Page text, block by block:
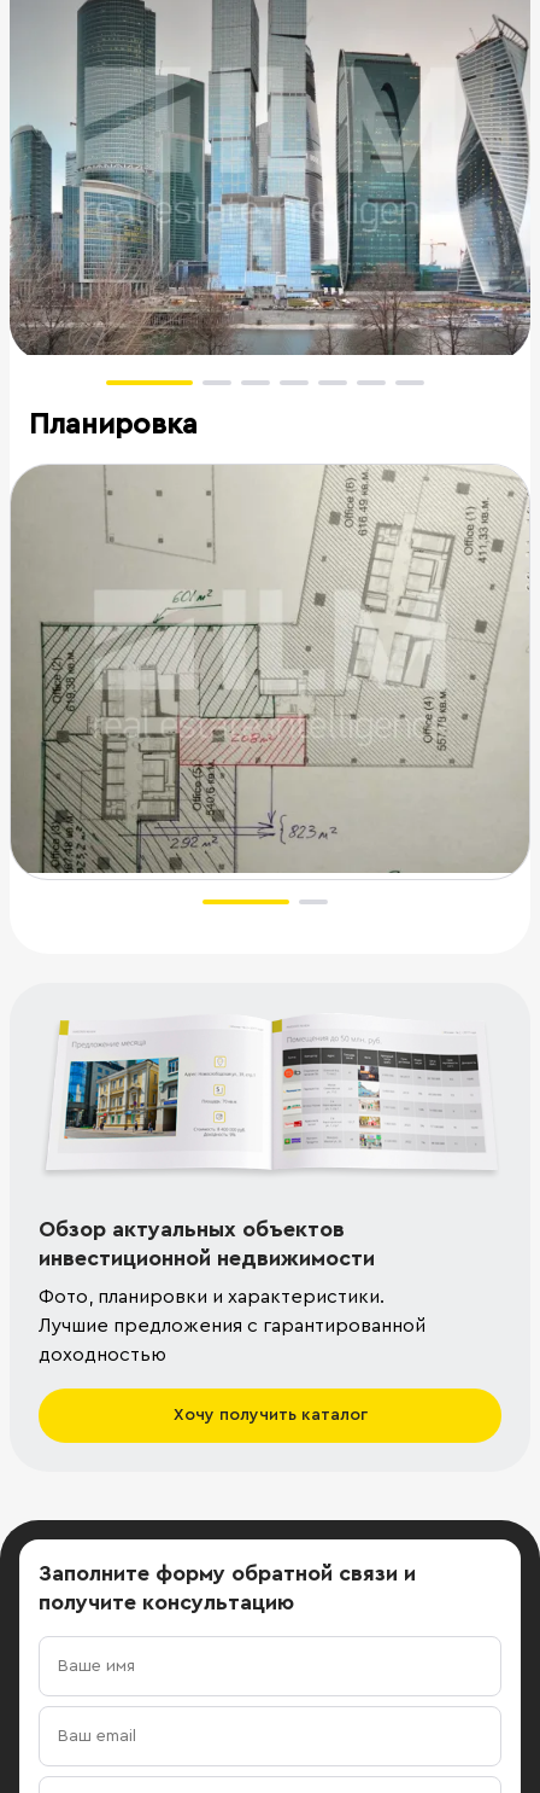
Планировка
Обзор актуальных объектов
инвестиционной недвижимости
Фото, планировки и характеристики.
Лучшие предложения с гарантированной
доходностью
Хочу получить каталог
Заполните форму обратной связи и
получите консультацию